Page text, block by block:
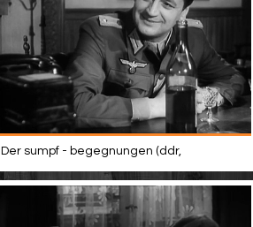
Der sumpf - begegnungen (ddr,